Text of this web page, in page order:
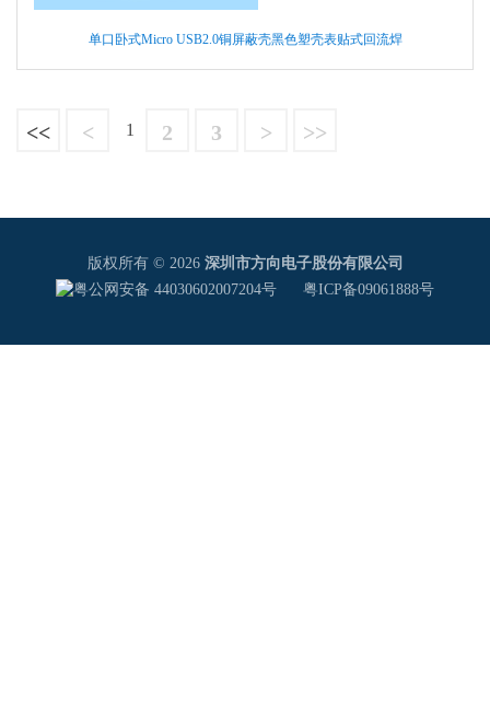
单口卧式Micro USB2.0铜屏蔽壳黑色塑壳表贴式回流焊
<< < 1 2 3 > >>
版权所有 © 2026 深圳市方向电子股份有限公司
粤公网安备 44030602007204号
粤ICP备09061888号